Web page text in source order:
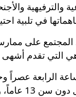
على
التي تقدم
الرابعة